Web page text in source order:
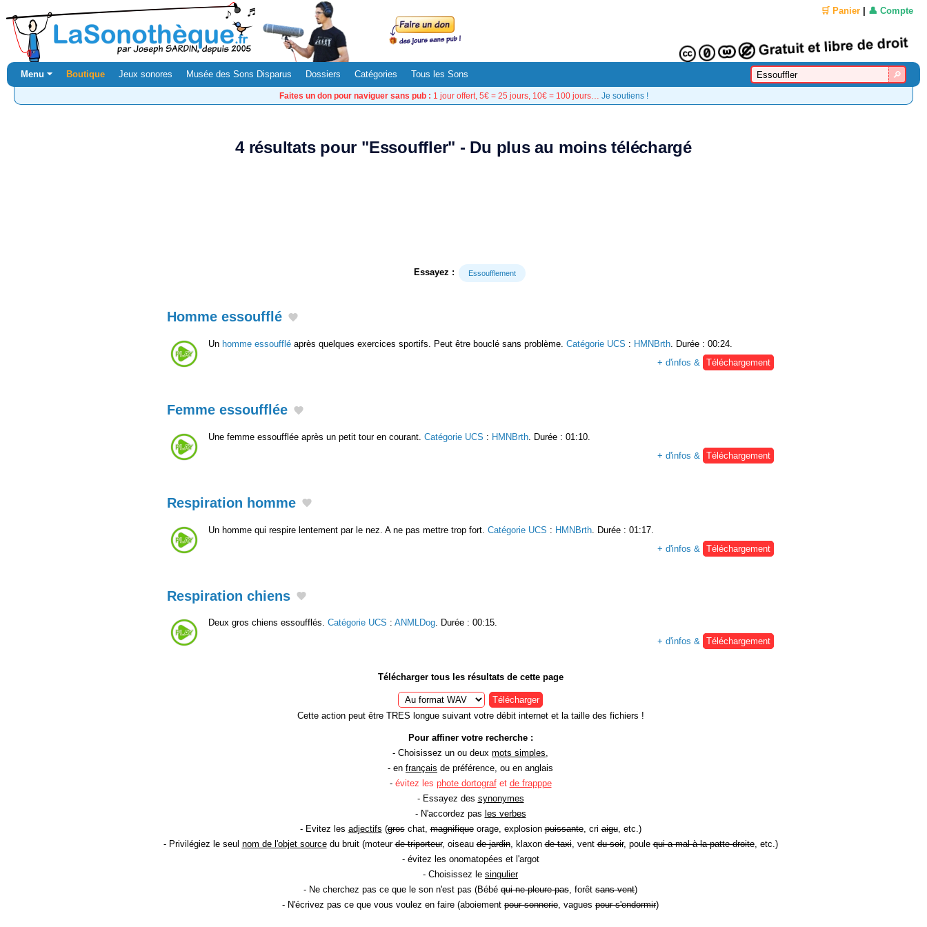
🛒 Panier 👤 Compte
Menu ⏷ Boutique Jeux sonores Musée des Sons Disparus Dossiers Catégories Tous les Sons
Faites un don pour naviguer sans pub : 1 jour offert, 5€ = 25 jours, 10€ = 100 jours… Je soutiens !
4 résultats pour "Essouffler" - Du plus au moins téléchargé
Essayez : Essoufflement
Homme essoufflé
Un homme essoufflé après quelques exercices sportifs. Peut être bouclé sans problème. Catégorie UCS : HMNBrth . Durée : 00:24.
+ d'infos &
Téléchargement
Femme essoufflée
Une femme essoufflée après un petit tour en courant. Catégorie UCS : HMNBrth . Durée : 01:10.
+ d'infos &
Téléchargement
Respiration homme
Un homme qui respire lentement par le nez. A ne pas mettre trop fort. Catégorie UCS : HMNBrth . Durée : 01:17.
+ d'infos &
Téléchargement
Respiration chiens
Deux gros chiens essoufflés. Catégorie UCS : ANMLDog. Durée : 00:15.
+ d'infos & Téléchargement
Télécharger tous les résultats de cette page
Télécharger
Cette action peut être TRES longue suivant votre débit internet et la taille des fichiers !
Pour affiner votre recherche :
- Choisissez un ou deux mots simples,
- en français de préférence, ou en anglais
- évitez les phote dortografet de frapppe
- Essayez des synonymes
- N'accordez pas les verbes
- Evitez les adjectifs (groschat,magnifiqueorage, explosionpuissante, criaigu, etc.)
- Privilégiez le seul nom de l'objet sourcedu bruit (moteurde triporteur, oiseaude jardin, klaxonde taxi, ventdu soir, poulequi a mal à la patte droite, etc.)
- évitez les onomatopées et l'argot
- Choisissez le singulier
- Ne cherchez pas ce que le son n'est pas (Bébé qui ne pleure pas, forêt sans vent)
- N'écrivez pas ce que vous voulez en faire (aboiement pour sonnerie, vagues pour s'endormir)